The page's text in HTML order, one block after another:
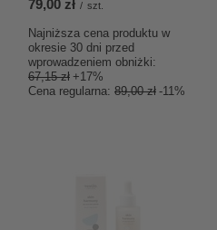
79,00 zł / szt.
Najniższa cena produktu w
okresie 30 dni przed
wprowadzeniem obniżki:
67,15 zł +17%
Cena regularna: 89,00 zł -11%